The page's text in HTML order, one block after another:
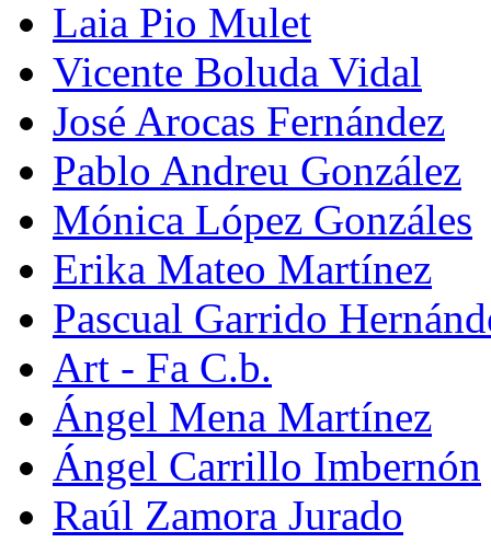
Laia Pio Mulet
Vicente Boluda Vidal
José Arocas Fernández
Pablo Andreu González
Mónica López Gonzáles
Erika Mateo Martínez
Pascual Garrido
Art - Fa C.b.
Ángel Mena Martínez
Ángel Carrillo Imbernón
Raúl Zamora Jurado